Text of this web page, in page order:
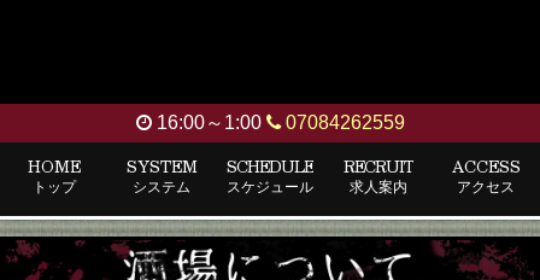
16:00～1:00 07084262559
HOME
トップ
SYSTEM
システム
SCHEDULE
スケジュール
RECRUIT
求人案内
ACCESS
アクセス
幽